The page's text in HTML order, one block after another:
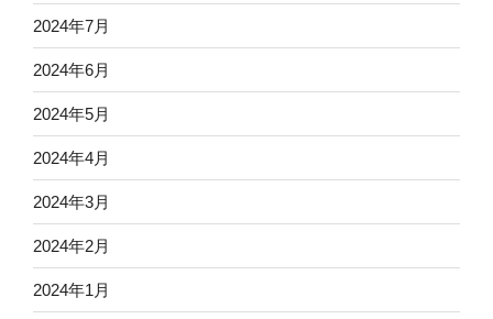
2024年7月
2024年6月
2024年5月
2024年4月
2024年3月
2024年2月
2024年1月